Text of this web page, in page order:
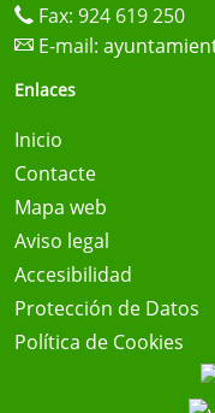
Fax: 924 619 250
E-mail:
Enlaces
Inicio
Contacte
Mapa web
Aviso legal
Accesibilidad
Protección de Datos
Política de Cookies